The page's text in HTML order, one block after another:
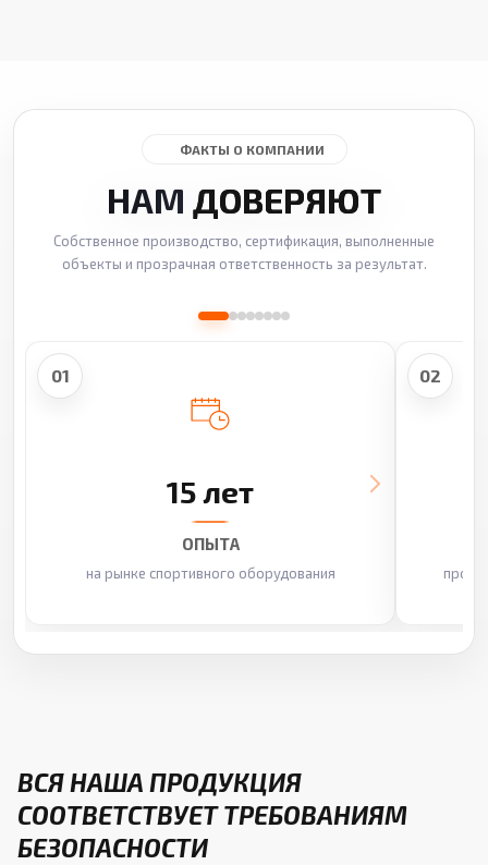
ФАКТЫ О КОМПАНИИ
НАМ ДОВЕРЯЮТ
Собственное производство, сертификация, выполненные
объекты и прозрачная ответственность за результат.
01
15 лет
ОПЫТА
на рынке спортивного оборудования
02
ВСЯ НАША ПРОДУКЦИЯ
СООТВЕТСТВУЕТ ТРЕБОВАНИЯМ
БЕЗОПАСНОСТИ